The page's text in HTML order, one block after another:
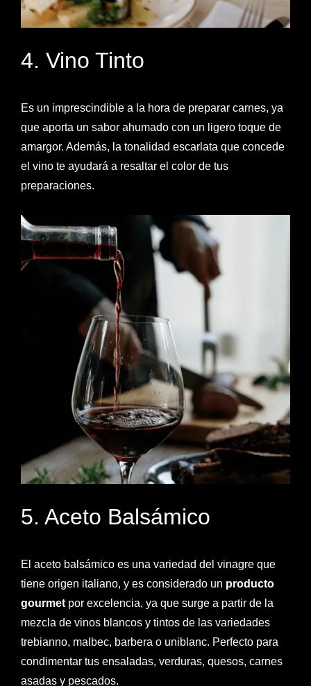
4. Vino Tinto
Es un imprescindible a la hora de preparar carnes, ya
que aporta un sabor ahumado con un ligero toque de
amargor. Además, la tonalidad escarlata que concede
el vino te ayudará a resaltar el color de tus
preparaciones.
5. Aceto Balsámico
El aceto balsámico es una variedad del vinagre que
tiene origen italiano, y es considerado un producto
gourmet por excelencia, ya que surge a partir de la
mezcla de vinos blancos y tintos de las variedades
trebianno, malbec, barbera o uniblanc. Perfecto para
condimentar tus ensaladas, verduras, quesos, carnes
asadas y pescados.